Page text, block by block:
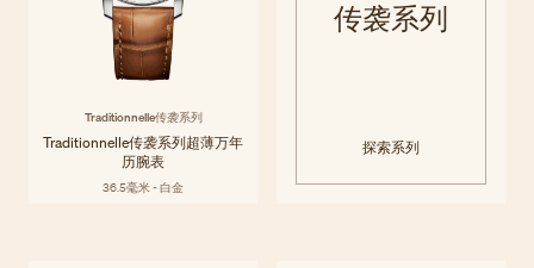
Traditionnelle传袭系列
Traditionnelle传袭系列超薄万年
历腕表
36.5毫米 - 白金
传袭系列
探索系列